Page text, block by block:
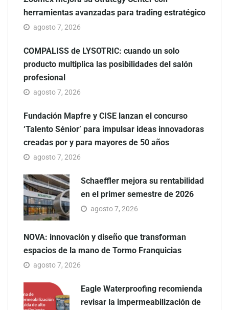
herramientas avanzadas para trading estratégico
agosto 7, 2026
COMPALISS de LYSOTRIC: cuando un solo
producto multiplica las posibilidades del salón
profesional
agosto 7, 2026
Fundación Mapfre y CISE lanzan el concurso
‘Talento Sénior’ para impulsar ideas innovadoras
creadas por y para mayores de 50 años
agosto 7, 2026
Schaeffler mejora su rentabilidad
en el primer semestre de 2026
agosto 7, 2026
NOVA: innovación y diseño que transforman
espacios de la mano de Tormo Franquicias
agosto 7, 2026
Eagle Waterproofing recomienda
revisar la impermeabilización de